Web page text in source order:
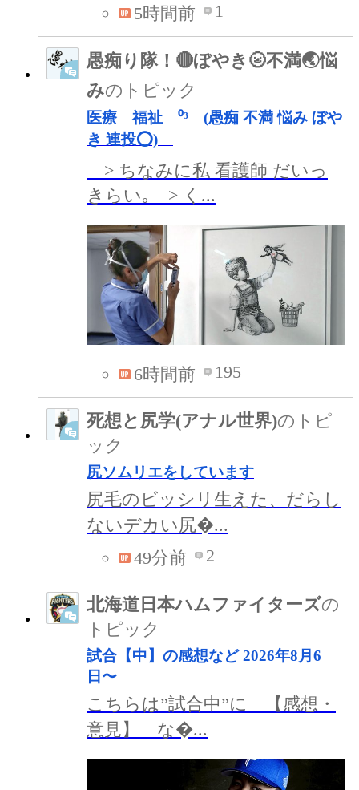
5時間前 1
愚痴り隊！🔴ぼやき🌝不満🌏悩
みのトピック
医療 福祉 ⁰³ (愚痴 不満 悩み ぼや
き 連投⭕️)
> ちなみに私 看護師 だいっ
きらい｡ > く...
6時間前 195
死想と尻学(アナル世界)のトピ
ック
尻ソムリエをしています
尻毛のビッシリ生えた、だらし
ないデカい尻�...
49分前
2
北海道日本ハムファイターズの
トピック
試合【中】の感想など 2026年8月6
日〜
こちらは”試合中”に 【感想・
意見】 な�...